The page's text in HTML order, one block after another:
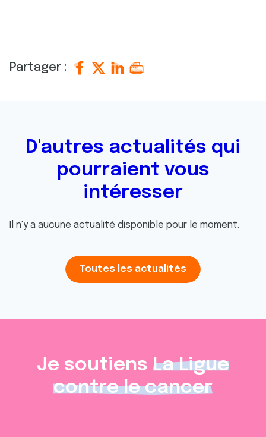
Partager :
D'autres actualités qui
pourraient vous
intéresser
Il n'y a aucune actualité disponible pour le moment.
Toutes les actualités
Je soutiens La Ligue
contre le cancer